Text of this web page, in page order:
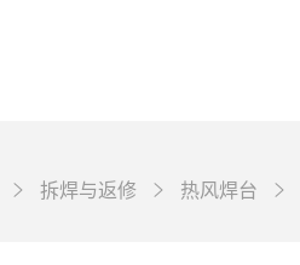
拆焊与返修 热风焊台